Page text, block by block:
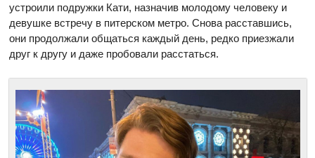
устроили подружки Кати, назначив молодому человеку и
девушке встречу в питерском метро. Снова расставшись,
они продолжали общаться каждый день, редко приезжали
друг к другу и даже пробовали расстаться.